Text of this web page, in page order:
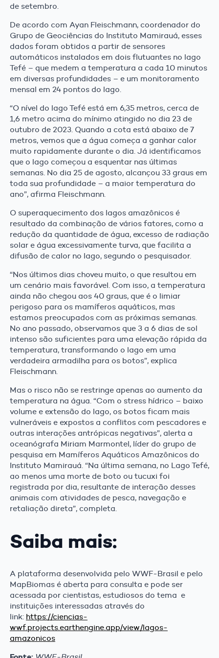
de setembro.
De acordo com Ayan Fleischmann, coordenador do
Grupo de Geociências do Instituto Mamirauá, esses
dados foram obtidos a partir de sensores
automáticos instalados em dois flutuantes no lago
Tefé – que medem a temperatura a cada 10 minutos
em diversas profundidades – e um monitoramento
mensal em 24 pontos do lago.
“O nível do lago Tefé está em 6,35 metros, cerca de
1,6 metro acima do mínimo atingido no dia 23 de
outubro de 2023. Quando a cota está abaixo de 7
metros, vemos que a água começa a ganhar calor
muito rapidamente durante o dia. Já identificamos
que o lago começou a esquentar nas últimas
semanas. No dia 25 de agosto, alcançou 33 graus em
toda sua profundidade – a maior temperatura do
ano”, afirma Fleischmann.
O superaquecimento dos lagos amazônicos é
resultado da combinação de vários fatores, como a
redução da quantidade de água, excesso de radiação
solar e água excessivamente turva, que facilita a
difusão de calor no lago, segundo o pesquisador.
“Nos últimos dias choveu muito, o que resultou em
um cenário mais favorável. Com isso, a temperatura
ainda não chegou aos 40 graus, que é o limiar
perigoso para os mamíferos aquáticos, mas
estamos preocupados com as próximas semanas.
No ano passado, observamos que 3 a 6 dias de sol
intenso são suficientes para uma elevação rápida da
temperatura, transformando o lago em uma
verdadeira armadilha para os botos”, explica
Fleischmann.
Mas o risco não se restringe apenas ao aumento da
temperatura na água. “Com o stress hídrico – baixo
volume e extensão do lago, os botos ficam mais
vulneráveis e expostos a conflitos com pescadores e
outras interações antrópicas negativas”, alerta a
oceanógrafa Miriam Marmontel, líder do grupo de
pesquisa em Mamíferos Aquáticos Amazônicos do
Instituto Mamirauá. “Na última semana, no Lago Tefé,
ao menos uma morte de boto ou tucuxi foi
registrada por dia, resultante de interação desses
animais com atividades de pesca, navegação e
retaliação direta”, completa.
Saiba mais:
A plataforma desenvolvida pelo WWF-Brasil e pelo
MapBiomas é aberta para consulta e pode ser
acessada por cientistas, estudiosos do tema e
instituições interessadas através do
link: https://ciencias-
wwf.projects.earthengine.app/view/lagos-
amazonicos